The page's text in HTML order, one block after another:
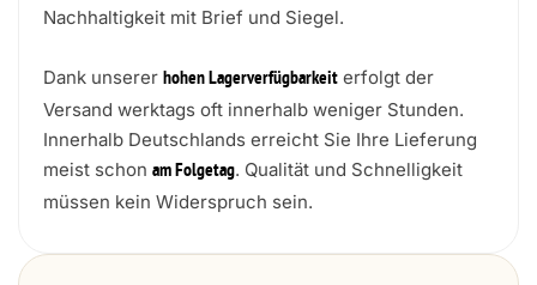
Nachhaltigkeit mit Brief und Siegel.
Dank unserer hohen Lagerverfügbarkeit erfolgt der
Versand werktags oft innerhalb weniger Stunden.
Innerhalb Deutschlands erreicht Sie Ihre Lieferung
meist schon am Folgetag. Qualität und Schnelligkeit
müssen kein Widerspruch sein.